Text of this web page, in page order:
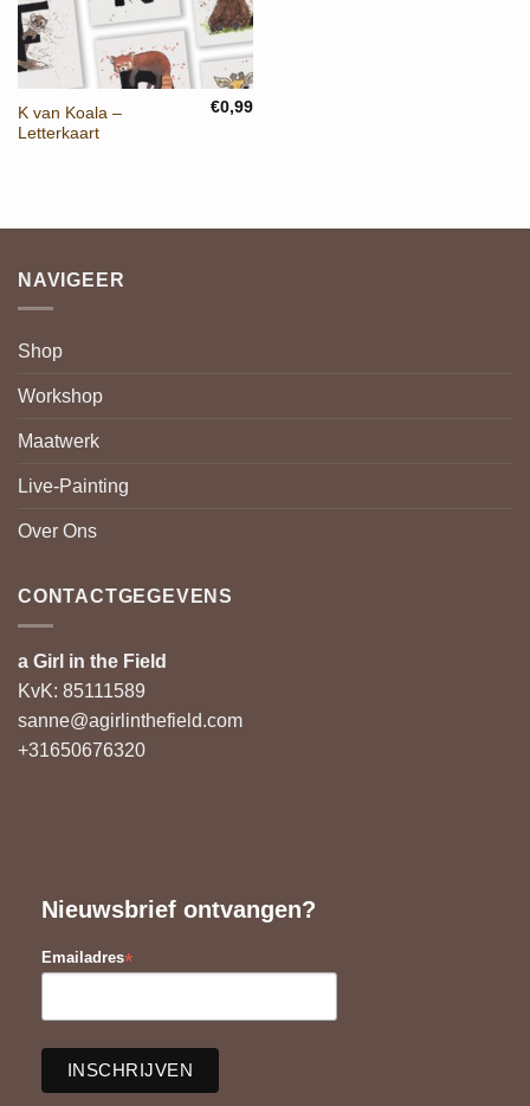
K van Koala –
Letterkaart
€0,99
NAVIGEER
Shop
Workshop
Maatwerk
Live-Painting
Over Ons
CONTACTGEGEVENS
a Girl in the Field
KvK: 85111589
sanne@agirlinthefield.com
+31650676320
Nieuwsbrief ontvangen?
Emailadres*